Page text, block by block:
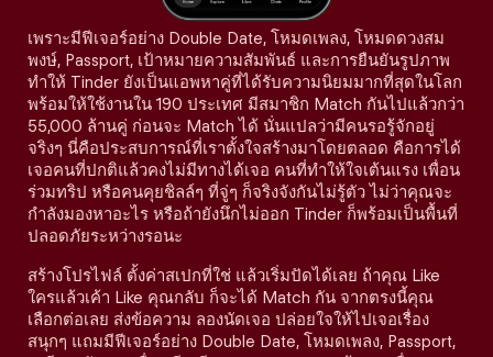
เพราะมีฟีเจอร์อย่าง Double Date, โหมดเพลง, โหมดดวงสม
พงษ์, Passport, เป้าหมายความสัมพันธ์ และการยืนยันรูปภาพ
ทำให้ Tinder ยังเป็นแอพหาคู่ที่ได้รับความนิยมมากที่สุดในโลก
พร้อมให้ใช้งานใน 190 ประเทศ มีสมาชิก Match กันไปแล้วกว่า
55,000 ล้านคู่ ก่อนจะ Match ได้ นั่นแปลว่ามีคนรอรู้จักอยู่
จริงๆ นี่คือประสบการณ์ที่เราตั้งใจสร้างมาโดยตลอด คือการได้
เจอคนที่ปกติแล้วคงไม่มีทางได้เจอ คนที่ทำให้ใจเต้นแรง เพื่อน
ร่วมทริป หรือคนคุยชิลล์ๆ ที่จู่ๆ ก็จริงจังกันไม่รู้ตัว ไม่ว่าคุณจะ
กำลังมองหาอะไร หรือถ้ายังนึกไม่ออก Tinder ก็พร้อมเป็นพื้นที่
ปลอดภัยระหว่างรอนะ
สร้างโปรไฟล์ ตั้งค่าสเปกที่ใช่ แล้วเริ่มปัดได้เลย ถ้าคุณ Like
ใครแล้วเค้า Like คุณกลับ ก็จะได้ Match กัน จากตรงนี้คุณ
เลือกต่อเลย ส่งข้อความ ลองนัดเจอ ปล่อยใจให้ไปเจอเรื่อง
สนุกๆ แถมมีฟีเจอร์อย่าง Double Date, โหมดเพลง, Passport,